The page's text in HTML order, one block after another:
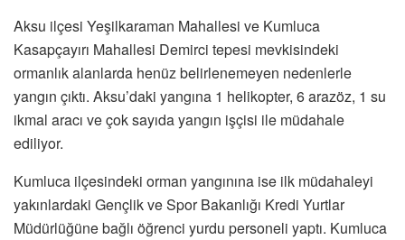
Aksu ilçesi Yeşilkaraman Mahallesi ve Kumluca
Kasapçayırı Mahallesi Demirci tepesi mevkisindeki
ormanlık alanlarda henüz belirlenemeyen nedenlerle
yangın çıktı. Aksu’daki yangına 1 helikopter, 6 arazöz, 1 su
ikmal aracı ve çok sayıda yangın işçisi ile müdahale
ediliyor.
Kumluca ilçesindeki orman yangınına ise ilk müdahaleyi
yakınlardaki Gençlik ve Spor Bakanlığı Kredi Yurtlar
Müdürlüğüne bağlı öğrenci yurdu personeli yaptı. Kumluca